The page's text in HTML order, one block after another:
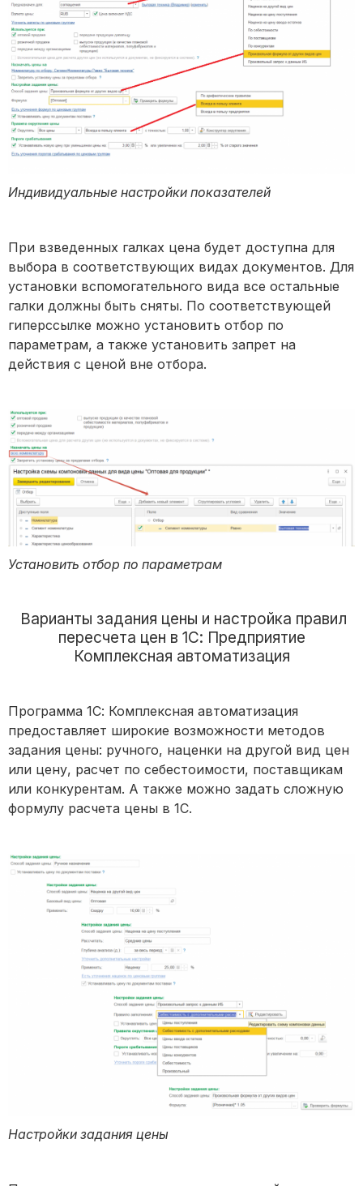
Индивидуальные настройки показателей
При взведенных галках цена будет доступна для
выбора в соответствующих видах документов. Для
установки вспомогательного вида все остальные
галки должны быть сняты. По соответствующей
гиперссылке можно установить отбор по
параметрам, а также установить запрет на
действия с ценой вне отбора.
Установить отбор по параметрам
Варианты задания цены и настройка правил
пересчета цен в 1С: Предприятие
Комплексная автоматизация
Программа 1С: Комплексная автоматизация
предоставляет широкие возможности методов
задания цены: ручного, наценки на другой вид цен
или цену, расчет по себестоимости, поставщикам
или конкурентам. А также можно задать сложную
формулу расчета цены в 1С.
Настройки задания цены